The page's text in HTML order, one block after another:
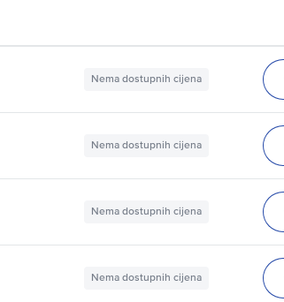
Nema dostupnih cijena
Nema dostupnih cijena
Nema dostupnih cijena
Nema dostupnih cijena